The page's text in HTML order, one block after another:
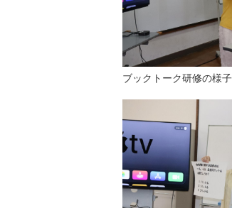
ブックトーク研修の様子